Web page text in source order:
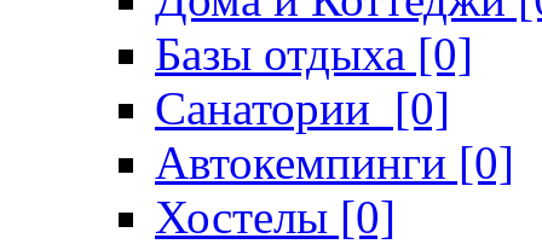
Базы отдыха [0]
Санатории [0]
Автокемпинги [0]
Хостелы [0]